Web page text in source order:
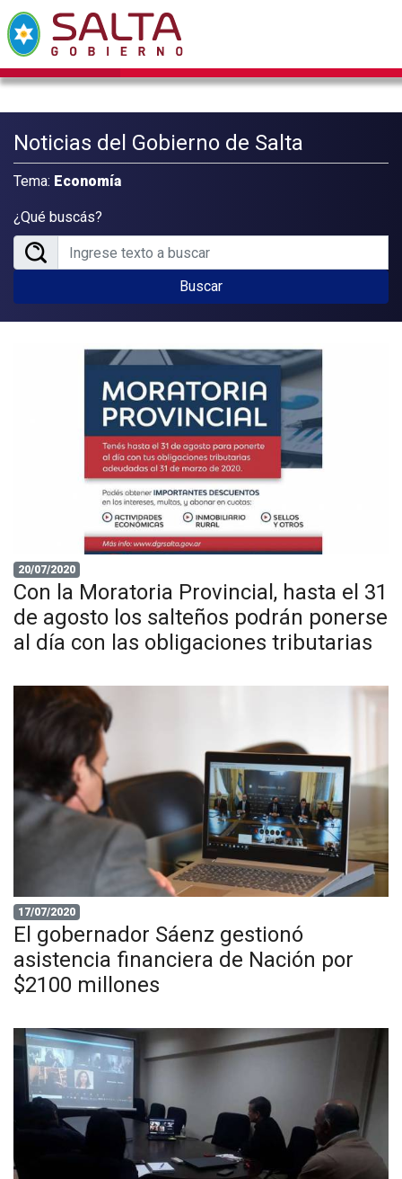
Noticias del Gobierno de Salta
Tema: Economía
¿Qué buscás?
Buscar
20/07/2020
Con la Moratoria Provincial, hasta el 31
de agosto los salteños podrán ponerse
al día con las obligaciones tributarias
17/07/2020
El gobernador Sáenz gestionó
asistencia financiera de Nación por
$2100 millones